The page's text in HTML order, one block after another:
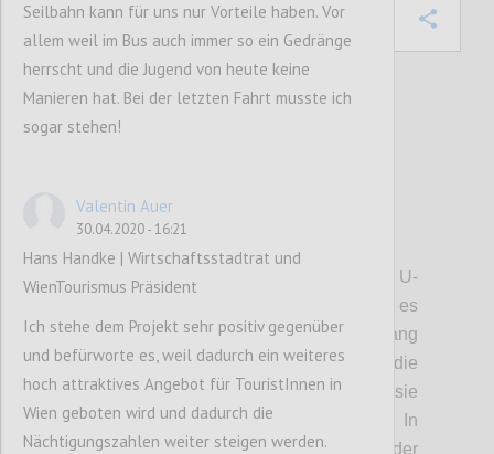
9votes
P3
• Trasse:Die Seilbahn beginnt bei der U-
Bahn-Station Heiligenstadt. Von dort geht es
nach Jedlesee, dann das Donauufer entlang
nach Strebersdorf. Dort gibt es die
Möglichkeit, eine Station einzurichten, sie
wird aber nicht immer geöffnet sein. In
Strebersdorf befindet sich allerdings der
Seilbahn kann für uns nur Vorteile haben. Vor
allem weil im Bus auch immer so ein Gedränge
herrscht und die Jugend von heute keine
Manieren hat. Bei der letzten Fahrt musste ich
sogar stehen!
Valentin Auer
30.04.2020 - 16:21
Hans Handke | Wirtschaftsstadtrat und
WienTourismus Präsident
Ich stehe dem Projekt sehr positiv gegenüber
und befürworte es, weil dadurch ein weiteres
hoch attraktives Angebot für TouristInnen in
Wien geboten wird und dadurch die
Nächtigungszahlen weiter steigen werden.